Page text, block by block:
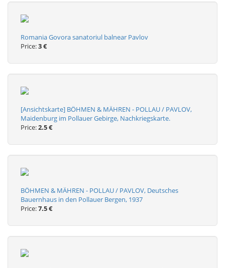
Romania Govora sanatoriul balnear Pavlov
Price:3 €
[Ansichtskarte] BÖHMEN & MÄHREN - POLLAU / PAVLOV,
Maidenburg im Pollauer Gebirge, Nachkriegskarte.
Price:2.5 €
BÖHMEN & MÄHREN - POLLAU / PAVLOV, Deutsches
Bauernhaus in den Pollauer Bergen, 1937
Price:7.5 €